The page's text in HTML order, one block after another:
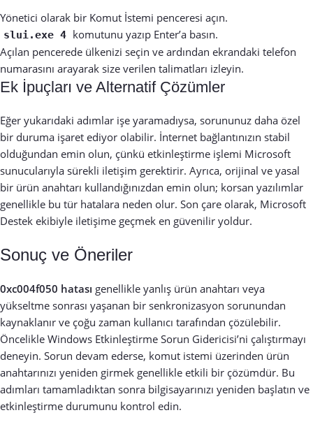
Yönetici olarak bir Komut İstemi penceresi açın.
slui.exe 4 komutunu yazıp Enter’a basın.
Açılan pencerede ülkenizi seçin ve ardından ekrandaki telefon
numarasını arayarak size verilen talimatları izleyin.
Ek İpuçları ve Alternatif Çözümler
Eğer yukarıdaki adımlar işe yaramadıysa, sorununuz daha özel
bir duruma işaret ediyor olabilir. İnternet bağlantınızın stabil
olduğundan emin olun, çünkü etkinleştirme işlemi Microsoft
sunucularıyla sürekli iletişim gerektirir. Ayrıca, orijinal ve yasal
bir ürün anahtarı kullandığınızdan emin olun; korsan yazılımlar
genellikle bu tür hatalara neden olur. Son çare olarak, Microsoft
Destek ekibiyle iletişime geçmek en güvenilir yoldur.
Sonuç ve Öneriler
0xc004f050 hatası genellikle yanlış ürün anahtarı veya
yükseltme sonrası yaşanan bir senkronizasyon sorunundan
kaynaklanır ve çoğu zaman kullanıcı tarafından çözülebilir.
Öncelikle Windows Etkinleştirme Sorun Gidericisi’ni çalıştırmayı
deneyin. Sorun devam ederse, komut istemi üzerinden ürün
anahtarınızı yeniden girmek genellikle etkili bir çözümdür. Bu
adımları tamamladıktan sonra bilgisayarınızı yeniden başlatın ve
etkinleştirme durumunu kontrol edin.